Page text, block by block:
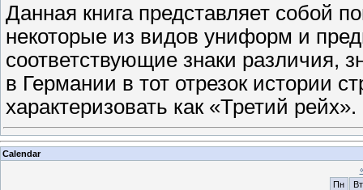
Данная книга представляет собой
некоторые из видов униформ и
соответствующие знаки различия,
в Германии в тот отрезок истории
характеризовать как «Третий
Calendar
Пн
Вт